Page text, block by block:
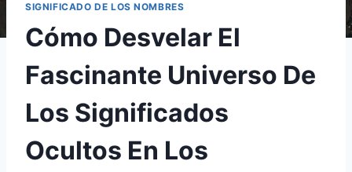
SIGNIFICADO DE LOS NOMBRES
Cómo Desvelar El
Fascinante Universo De
Los Significados
Ocultos En Los